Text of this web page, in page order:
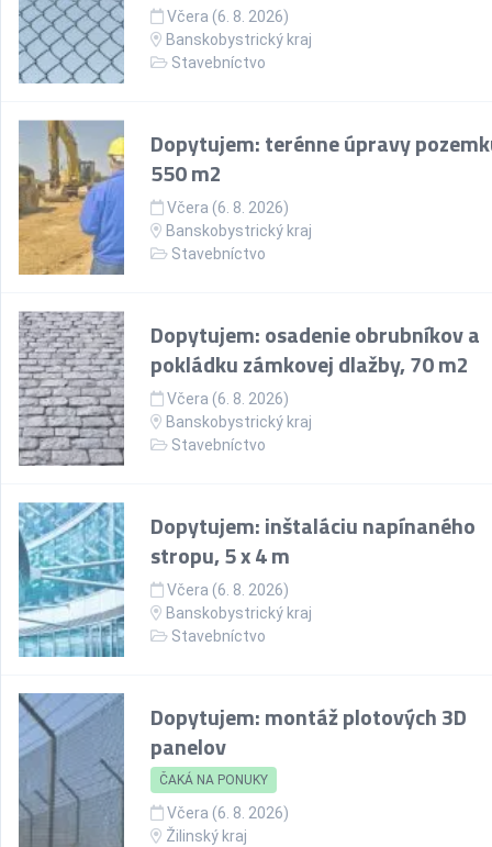
Včera (6. 8. 2026)
Banskobystrický kraj
Stavebníctvo
Dopytujem: terénne úpravy
550 m2
Včera (6. 8. 2026)
Banskobystrický kraj
Stavebníctvo
Dopytujem: osadenie obrubníkov a
pokládku zámkovej dlažby, 70 m2
Včera (6. 8. 2026)
Banskobystrický kraj
Stavebníctvo
Dopytujem: inštaláciu napínaného
stropu, 5 x 4 m
Včera (6. 8. 2026)
Banskobystrický kraj
Stavebníctvo
Dopytujem: montáž plotových 3D
panelov
ČAKÁ NA PONUKY
Včera (6. 8. 2026)
Žilinský kraj